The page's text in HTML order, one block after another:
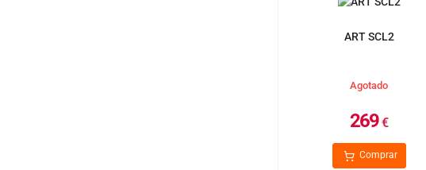
ART SCL2
Agotado
269€
Comprar